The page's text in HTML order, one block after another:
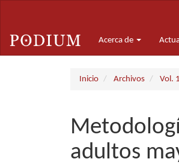
principal
Barra
Acerca de
Inicio Archivos Vol.
adultos